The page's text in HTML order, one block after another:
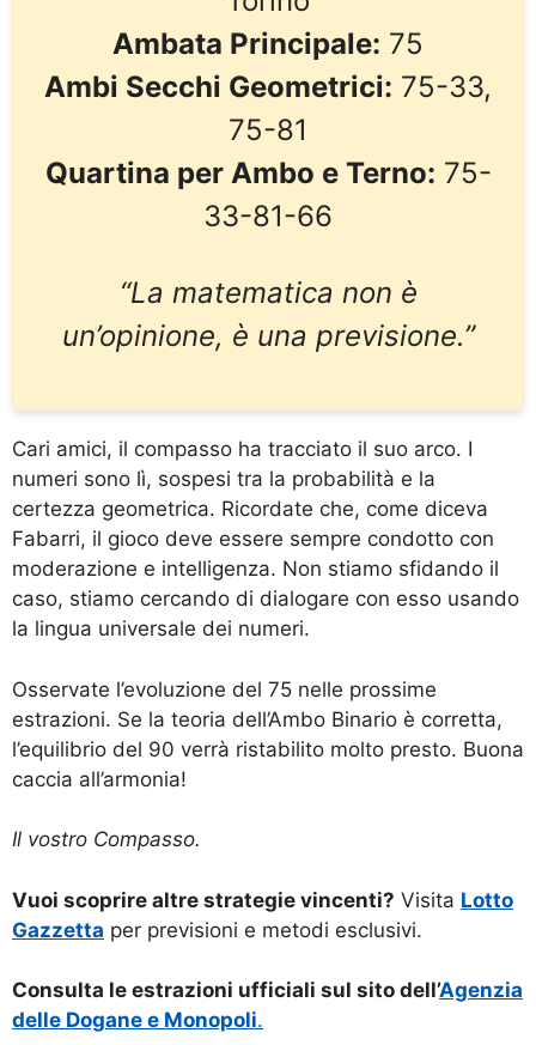
Ambata Principale: 75
Ambi Secchi Geometrici: 75-33,
75-81
Quartina per Ambo e Terno: 75-
33-81-66
“La matematica non è
un’opinione, è una previsione.”
Cari amici, il compasso ha tracciato il suo arco. I
numeri sono lì, sospesi tra la probabilità e la
certezza geometrica. Ricordate che, come diceva
Fabarri, il gioco deve essere sempre condotto con
moderazione e intelligenza. Non stiamo sfidando il
caso, stiamo cercando di dialogare con esso usando
la lingua universale dei numeri.
Osservate l’evoluzione del 75 nelle prossime
estrazioni. Se la teoria dell’Ambo Binario è corretta,
l’equilibrio del 90 verrà ristabilito molto presto. Buona
caccia all’armonia!
Il vostro Compasso.
Vuoi scoprire altre strategie vincenti? Visita Lotto
Gazzetta per previsioni e metodi esclusivi.
Consulta le estrazioni ufficiali sul sito dell’Agenzia
delle Dogane e Monopoli.